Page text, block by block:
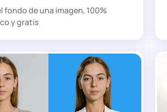
fondo de una imagen, 100%
y gratis